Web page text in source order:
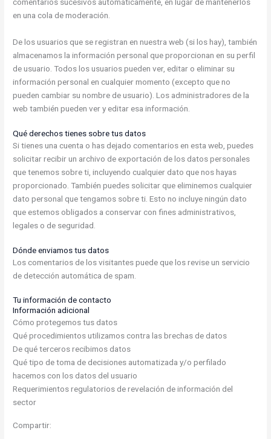
en una cola de moderación.
De los usuarios que se registran en nuestra web (si los hay), también
almacenamos la información personal que proporcionan en su perfil
de usuario. Todos los usuarios pueden ver, editar o eliminar su
información personal en cualquier momento (excepto que no
pueden cambiar su nombre de usuario). Los administradores de la
web también pueden ver y editar esa información.
Qué derechos tienes sobre tus datos
Si tienes una cuenta o has dejado comentarios en esta web, puedes
solicitar recibir un archivo de exportación de los datos personales
que tenemos sobre ti, incluyendo cualquier dato que nos hayas
proporcionado. También puedes solicitar que eliminemos cualquier
dato personal que tengamos sobre ti. Esto no incluye ningún dato
que estemos obligados a conservar con fines administrativos,
legales o de seguridad.
Dónde enviamos tus datos
Los comentarios de los visitantes puede que los revise un servicio
de detección automática de spam.
Tu información de contacto
Información adicional
Cómo protegemos tus datos
Qué procedimientos utilizamos contra las brechas de datos
De qué terceros recibimos datos
Qué tipo de toma de decisiones automatizada y/o perfilado
hacemos con los datos del usuario
Requerimientos regulatorios de revelación de información del
sector
Compartir: